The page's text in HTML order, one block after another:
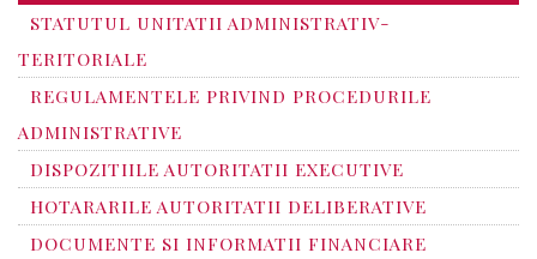
STATUTUL UNITATII ADMINISTRATIV-
TERITORIALE
REGULAMENTELE PRIVIND PROCEDURILE
ADMINISTRATIVE
DISPOZITIILE AUTORITATII EXECUTIVE
HOTARARILE AUTORITATII DELIBERATIVE
DOCUMENTE SI INFORMATII FINANCIARE